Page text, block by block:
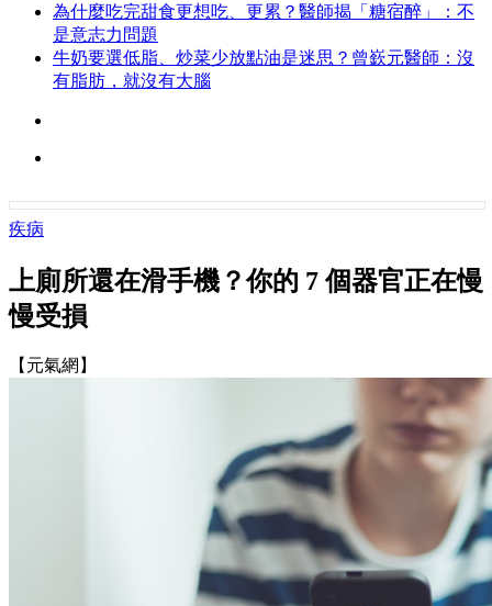
為什麼吃完甜食更想吃、更累？醫師揭「糖宿醉」：不
是意志力問題
牛奶要選低脂、炒菜少放點油是迷思？曾嶔元醫師：沒
有脂肪，就沒有大腦
疾病
上廁所還在滑手機？你的 7 個器官正在慢
慢受損
【元氣網】